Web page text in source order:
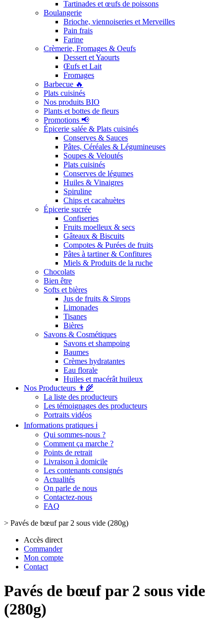
Tartinades et œufs de poissons
Boulangerie
Brioche, viennoiseries et Merveilles
Pain frais
Farine
Crèmerie, Fromages & Oeufs
Dessert et Yaourts
Œufs et Lait
Fromages
Barbecue 🔥
Plats cuisinés
Nos produits BIO
Plants et bottes de fleurs
Promotions 📢
Épicerie salée & Plats cuisinés
Conserves & Sauces
Pâtes, Céréales & Légumineuses
Soupes & Veloutés
Plats cuisinés
Conserves de légumes
Huiles & Vinaigres
Spiruline
Chips et cacahuètes
Épicerie sucrée
Confiseries
Fruits moelleux & secs
Gâteaux & Biscuits
Compotes & Purées de fruits
Pâtes à tartiner & Confitures
Miels & Produits de la ruche
Chocolats
Bien être
Softs et bières
Jus de fruits & Sirops
Limonades
Tisanes
Bières
Savons & Cosmétiques
Savons et shampoing
Baumes
Crèmes hydratantes
Eau florale
Huiles et macérât huileux
Nos Producteurs 👨‍🌾
La liste des producteurs
Les témoignages des producteurs
Portraits vidéos
Informations pratiques ℹ️
Qui sommes-nous ?
Comment ça marche ?
Points de retrait
Livraison à domicile
Les contenants consignés
Actualités
On parle de nous
Contactez-nous
FAQ
> Pavés de bœuf par 2 sous vide (280g)
Accès direct
Commander
Mon compte
Contact
Pavés de bœuf par 2 sous vide
(280g)